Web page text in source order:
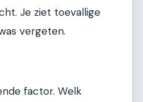
Je ziet toevallige
vergeten.
factor. Welk